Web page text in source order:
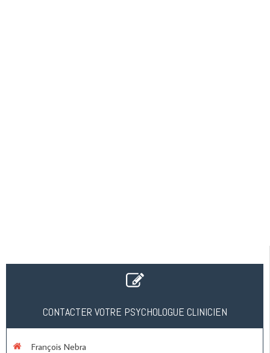
CONTACTER VOTRE PSYCHOLOGUE CLINICIEN
François Nebra